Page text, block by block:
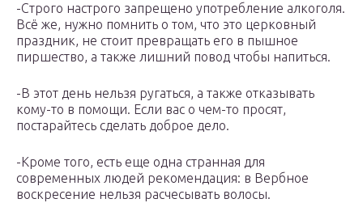
-Строго настрого запрещено употребление алкоголя.
Всё же, нужно помнить о том, что это церковный
праздник, не стоит превращать его в пышное
пиршество, а также лишний повод чтобы напиться.
-В этот день нельзя ругаться, а также отказывать
кому-то в помощи. Если вас о чем-то просят,
постарайтесь сделать доброе дело.
-Кроме того, есть еще одна странная для
современных людей рекомендация: в Вербное
воскресение нельзя расчесывать волосы.